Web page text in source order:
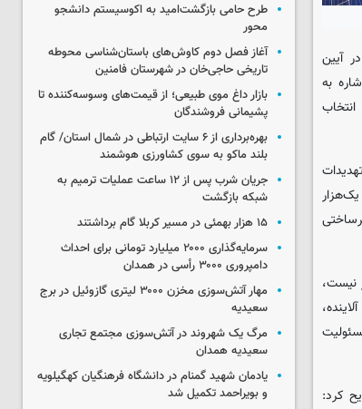
آیین
اشاره به
نیست،
کرد:
طرح حامی بازگشت‌امید به اکوسیستم دانشجو
محور
آغاز فصل دوم کاوش‌های باستان‌شناسی محوطه
تاریخی حاجی‌خان در شهرستان فامنین
بازار داغ موی طبیعی؛ از قیمت‌های وسوسه‌کننده تا
پشیمانی فروشندگان
بهره‌برداری از ۶ سایت ارتباطی در شمال استان/ گام
بلند ماکو به سوی کشاورزی هوشمند
جریان شرب پس از ۱۲ ساعت عملیات ترمیم به
شبکه بازگشت
۱۵ هزار بهمئی در مسیر کربلا گام برداشتند
سرمایه‌گذاری ۲۰۰۰ میلیارد تومانی برای احداث
دامپروری ۳۰۰۰ رأسی در همدان
مهار آتش‌سوزی مخزن ۳۰۰۰ لیتری گازوئیل در برج
سعیدیه
مرگ یک شهروند در آتش‌سوزی مجتمع تجاری
سعیدیه همدان
یادمان شهید گمنام در دانشگاه فرهنگیان کهگیلویه
و بویراحمد تکمیل شد